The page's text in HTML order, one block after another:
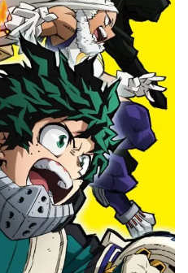
韓国人「韓国のネットフリッ
クスで初めて１位になった日本
のコンテンツについて」「今シ
ーズンは女性が可愛い」
韓国人「意外に日本との関係
が深い地球の裏側の国がこちら
です‥」→「国境を越えた驚く
べき歴史のつながり‥」
韓国人「悲報：サッカー協会
の審判への性接待が事実の場
合、国際試合の出場権を完全剥
奪される模様…（ﾌﾞﾙﾌﾞﾙ」＝